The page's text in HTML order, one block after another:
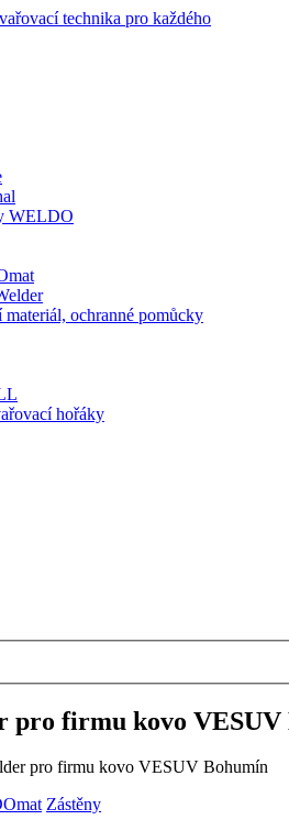
WELDO
ochranné pomůcky
hořáky
pro firmu kovo VESUV
pro firmu kovo VESUV Bohumín
Zástěny